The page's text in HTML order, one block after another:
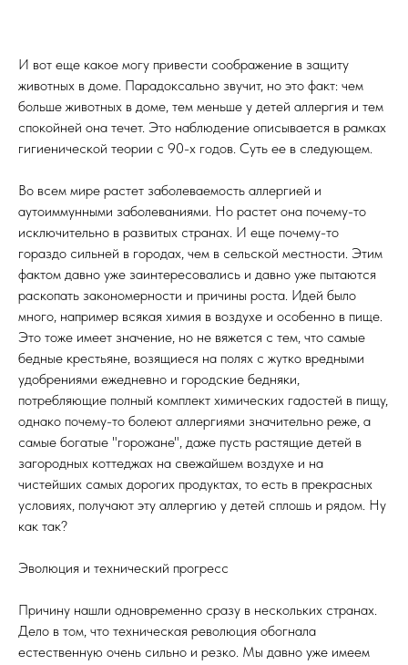
И вот еще какое могу привести соображение в защиту
животных в доме. Парадоксально звучит, но это факт: чем
больше животных в доме, тем меньше у детей аллергия и тем
спокойней она течет. Это наблюдение описывается в рамках
гигиенической теории с 90-х годов. Суть ее в следующем.
Во всем мире растет заболеваемость аллергией и
аутоиммунными заболеваниями. Но растет она почему-то
исключительно в развитых странах. И еще почему-то
гораздо сильней в городах, чем в сельской местности. Этим
фактом давно уже заинтересовались и давно уже пытаются
раскопать закономерности и причины роста. Идей было
много, например всякая химия в воздухе и особенно в пище.
Это тоже имеет значение, но не вяжется с тем, что самые
бедные крестьяне, возящиеся на полях с жутко вредными
удобрениями ежедневно и городские бедняки,
потребляющие полный комплект химических гадостей в пищу,
однако почему-то болеют аллергиями значительно реже, а
самые богатые "горожане", даже пусть растящие детей в
загородных коттеджах на свежайшем воздухе и на
чистейших самых дорогих продуктах, то есть в прекрасных
условиях, получают эту аллергию у детей сплошь и рядом. Ну
как так?
Эволюция и технический прогресс
Причину нашли одновременно сразу в нескольких странах.
Дело в том, что техническая революция обогнала
естественную очень сильно и резко. Мы давно уже имеем